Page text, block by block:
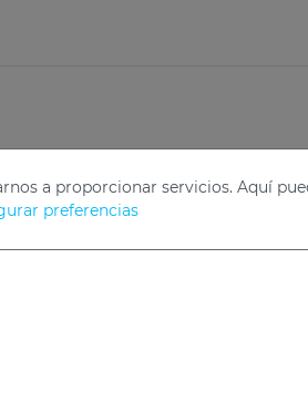
a proporcionar servicios. Aquí
preferencias